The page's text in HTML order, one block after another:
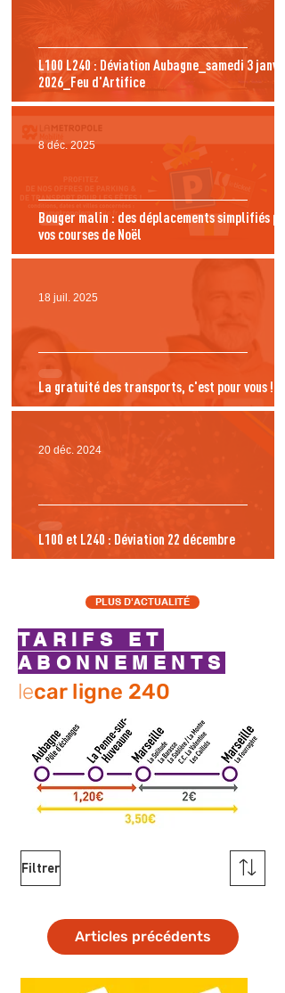
L100 L240 : Déviation Aubagne_samedi 3 janvier
2026_Feu d'Artifice
Bouger malin : des déplacements simplifiés
vos courses de Noël
8 déc. 2025
La gratuité des transports, c'est pour vous !
18 juil. 2025
L100 et L240 : Déviation 22 décembre
20 déc. 2024
PLUS D'ACTUALITÉ
TARIFS ET
ABONNEMENTS
lecar ligne 240
Filtrer
Articles précédents